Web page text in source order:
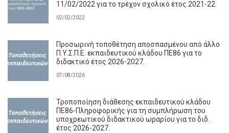
11/02/2022 για το τρέχον σχολικό έτος 2021-22.
02/02/2022
Προσωρινή τοποθέτηση αποσπασμένου από άλλο
Π.Υ.Σ.Π.Ε. εκπαιδευτικού κλάδου ΠΕ86 για το
διδακτικό έτος 2026-2027.
07/08/2026
Τροποποίηση διάθεσης εκπαιδευτικού κλάδου
ΠΕ86-Πληροφορικής για τη συμπλήρωση του
υποχρεωτικού διδακτικού ωραρίου για το διδ.
έτος 2026-2027.